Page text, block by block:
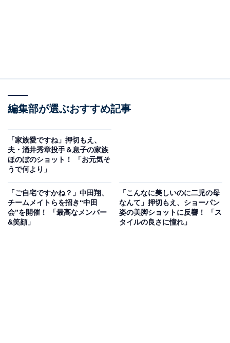
編集部が選ぶおすすめ記事
「家族愛ですね」押切もえ、
夫・涌井秀章投手＆息子の家族
ほのぼのショット！ 「お元気そ
うで何より」
「ご自宅ですかね？」中田翔、
チームメイトらを招き“中田
会”を開催！ 「最高なメンバー
&笑顔」
「こんなに美しいのに二児の母
なんて」押切もえ、ショーパン
姿の美脚ショットに反響！ 「ス
タイルの良さに憧れ」